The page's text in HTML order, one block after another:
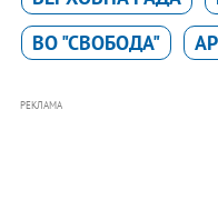
ВО "СВОБОДА"
РЕКЛАМА